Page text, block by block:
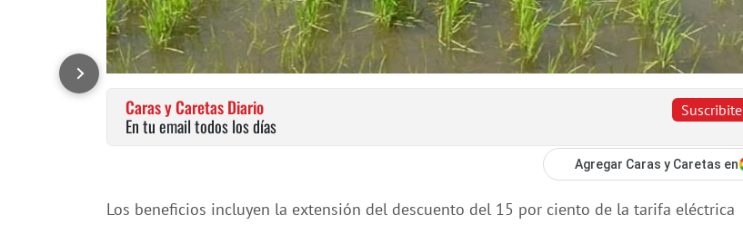
Suscribite
Caras y Caretas Diario
En tu email todos los días
Agregar Caras y Caretas en
Los beneficios incluyen la extensión del descuento del 15 por ciento de la tarifa eléctrica